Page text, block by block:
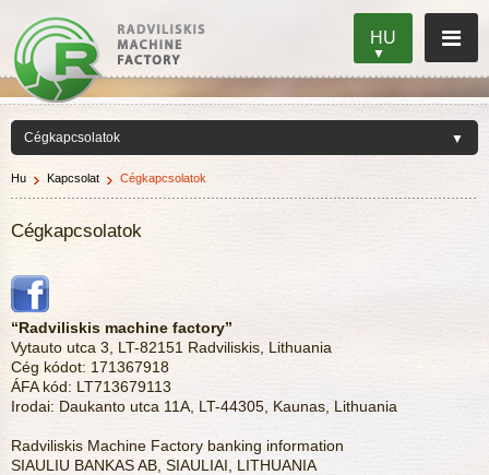
HU
Hu Kapcsolat Cégkapcsolatok
Cégkapcsolatok
“Radviliskis machine factory”
Vytauto utca 3, LT-82151 Radviliskis, Lithuania
Cég kódot: 171367918
ÁFA kód: LT713679113
Irodai: Daukanto utca 11A, LT-44305, Kaunas, Lithuania
Radviliskis Machine Factory banking information
SIAULIU BANKAS AB, SIAULIAI, LITHUANIA